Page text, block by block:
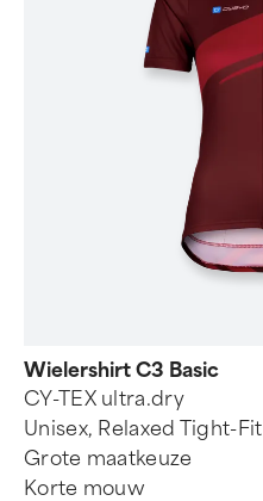
Wielershirt C3 Basic
CY-TEX ultra.dry
Unisex, Relaxed Tight-Fit
Grote maatkeuze
Korte mouw